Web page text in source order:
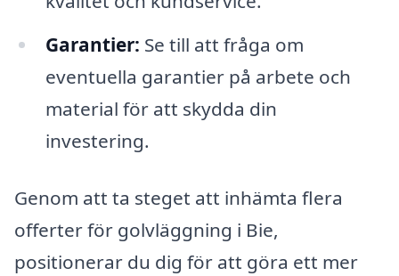
Garantier: Se till att fråga om
eventuella garantier på arbete och
material för att skydda din
investering.
Genom att ta steget att inhämta flera
offerter för golvläggning i Bie,
positionerar du dig för att göra ett mer